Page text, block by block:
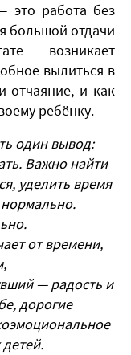
это работа без
большой отдачи
возникает
вылиться в
отчаяние, и как
ребёнку.
один вывод:
Важно найти
уделить время
от времени,
— радость и
дорогие